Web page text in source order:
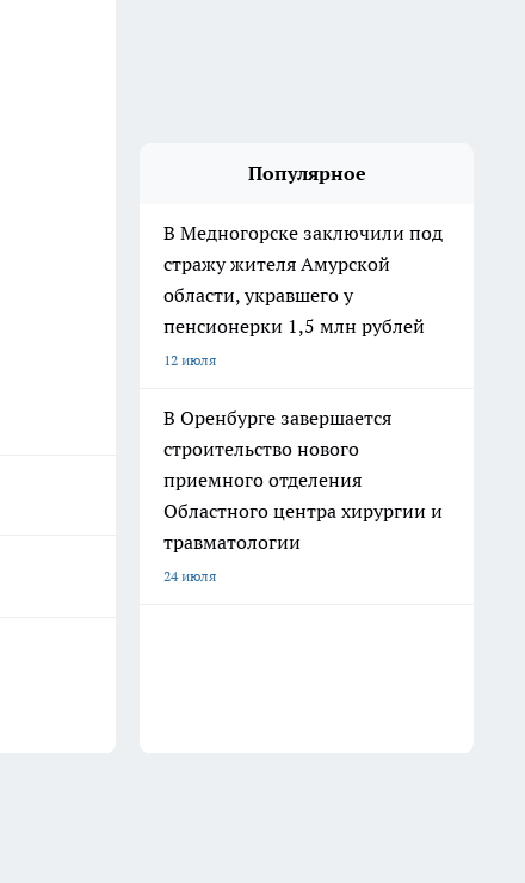
Популярное
В Медногорске заключили под
стражу жителя Амурской
области, укравшего у
пенсионерки 1,5 млн рублей
12 июля
В Оренбурге завершается
строительство нового
приемного отделения
Областного центра хирургии и
травматологии
24 июля